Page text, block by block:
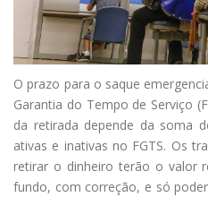
O prazo para o saque
Garantia do Tempo de Serviço
da retirada depende da soma
ativas e inativas no FGTS. Os
retirar o dinheiro terão o valor
fundo, com correção, e só